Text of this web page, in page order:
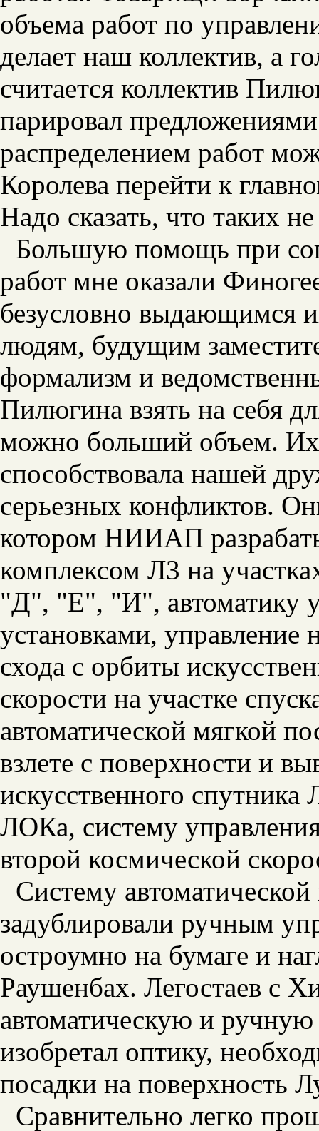
объема работ по
делает наш коллектив, а
считается коллектив
парировал
распределением работ
Королева перейти к
Надо сказать, что таких
Большую помощь при
работ мне оказали
безусловно выдающимся
людям, будущим
формализм и
Пилюгина взять на себя
можно больший объем. Их
способствовала нашей
серьезных конфликтов.
котором НИИАП
комплексом Л3 на
"Д", "Е", "И", автоматику
установками, управление
схода с орбиты
скорости на участке
автоматической мягкой
взлете с поверхности и
искусственного
ЛОКа, систему
второй космической
Систему
задублировали ручным
остроумно на бумаге и
Раушенбах. Легостаев с
автоматическую и
изобретал оптику,
посадки на поверхность
Сравнительно легко